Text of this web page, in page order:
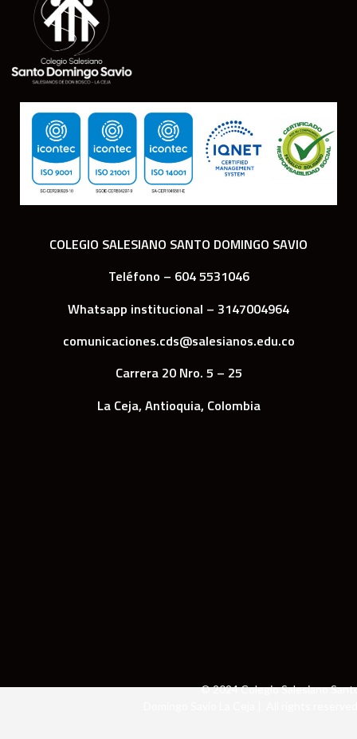
COLEGIO SALESIANO SANTO DOMINGO SAVIO
Teléfono – 604 5531046
Whatsapp institucional – 3147004964
comunicaciones.cds@salesianos.edu.co
Carrera 20 Nro. 5 – 25
La Ceja, Antioquia, Colombia
© 2024 Colegio Salesiano